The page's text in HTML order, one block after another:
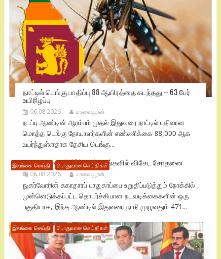
நாட்டில் டெங்கு பாதிப்பு 88 ஆயிரத்தை கடந்தது – 63 பேர்
உயிரிழப்பு
06.08.2026 மாவையூரன்
நடப்பு ஆண்டின் ஆரம்பம் முதல் இதுவரை நாட்டில் பதிவான
மொத்த டெங்கு நோயாளர்களின் எண்ணிக்கை 88,000 ஆக
உயர்ந்துள்ளதாக தேசிய டெங்கு...
இலங்கை செய்தி. பொதுவான செய்திகள்
நாடு முழுவதும் 471 மருந்தகங்களில் விசேட சோதனை
06.08.2026 மாவையூரன்
நுகர்வோரின் சுகாதாரப் பாதுகாப்பை உறுதிப்படுத்தும் நோக்கில்
முன்னெடுக்கப்பட்ட தொடர்ச்சியான நடவடிக்கைகளின் ஒரு
பகுதியாக, இந்த ஆண்டில் இதுவரை நாடு முழுவதும் 471...
இலங்கை செய்தி. பொதுவான செய்திகள்